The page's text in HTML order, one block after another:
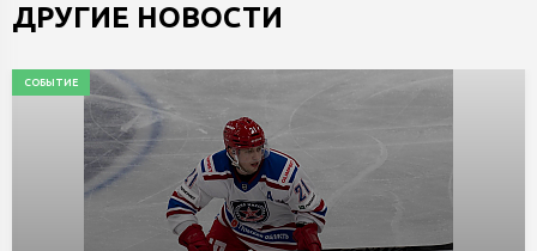
ДРУГИЕ НОВОСТИ
СОБЫТИЕ